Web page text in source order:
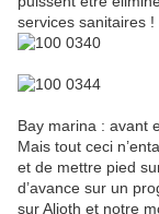
services sanitaires !
Bay marina : avant
Mais tout ceci
et de mettre pied
d’avance sur un
sur Alioth et notre